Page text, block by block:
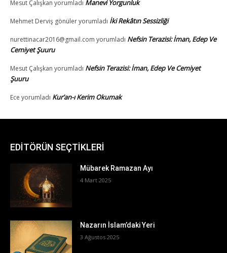
EDİTÖRÜN SEÇTİKLERİ
Mübarek Ramazan Ayı
4 Mart 2025
Nazarın İslam’daki Yeri
3 Ağustos 2025